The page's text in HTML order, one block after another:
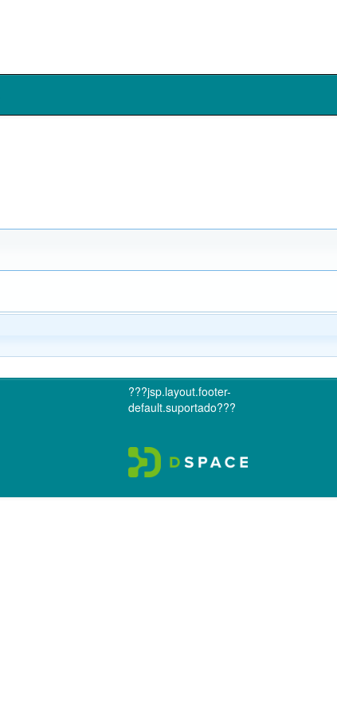
???jsp.layout.footer-
default.suportado???